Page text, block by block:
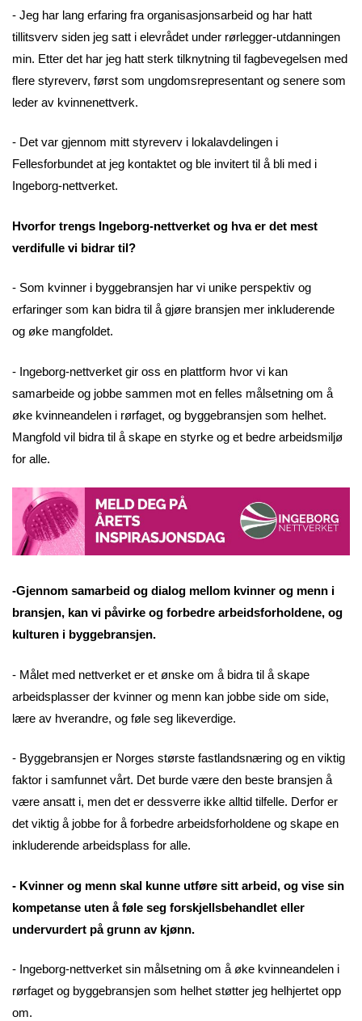
- Jeg har lang erfaring fra organisasjonsarbeid og har hatt
tillitsverv siden jeg satt i elevrådet under rørlegger-utdanningen
min. Etter det har jeg hatt sterk tilknytning til fagbevegelsen med
flere styreverv, først som ungdomsrepresentant og senere som
leder av kvinnenettverk.
- Det var gjennom mitt styreverv i lokalavdelingen i
Fellesforbundet at jeg kontaktet og ble invitert til å bli med i
Ingeborg-nettverket.
Hvorfor trengs Ingeborg-nettverket og hva er det mest
verdifulle vi bidrar til?
- Som kvinner i byggebransjen har vi unike perspektiv og
erfaringer som kan bidra til å gjøre bransjen mer inkluderende
og øke mangfoldet.
- Ingeborg-nettverket gir oss en plattform hvor vi kan
samarbeide og jobbe sammen mot en felles målsetning om å
øke kvinneandelen i rørfaget, og byggebransjen som helhet.
Mangfold vil bidra til å skape en styrke og et bedre arbeidsmiljø
for alle.
-Gjennom samarbeid og dialog mellom kvinner og menn i
bransjen, kan vi påvirke og forbedre arbeidsforholdene, og
kulturen i byggebransjen.
- Målet med nettverket er et ønske om å bidra til å skape
arbeidsplasser der kvinner og menn kan jobbe side om side,
lære av hverandre, og føle seg likeverdige.
- Byggebransjen er Norges største fastlandsnæring og en viktig
faktor i samfunnet vårt. Det burde være den beste bransjen å
være ansatt i, men det er dessverre ikke alltid tilfelle. Derfor er
det viktig å jobbe for å forbedre arbeidsforholdene og skape en
inkluderende arbeidsplass for alle.
- Kvinner og menn skal kunne utføre sitt arbeid, og vise sin
kompetanse uten å føle seg forskjellsbehandlet eller
undervurdert på grunn av kjønn.
- Ingeborg-nettverket sin målsetning om å øke kvinneandelen i
rørfaget og byggebransjen som helhet støtter jeg helhjertet opp
om.